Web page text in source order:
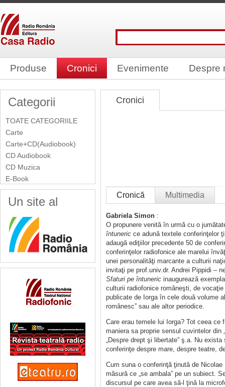
Produse Cronici Evenimente Despre
Categorii
TOATE CATEGORIILE
Carte
Carte+CD(Audiobook)
CD Audiobook
CD Muzica
E-Book
Un site al
Cronici
Cronică Multimedia
Gabriela Simon :
O propunere venită în urmă cu o
întuneric ce adună textele conferinţelor
adaugă ediţiilor precedente 50 de
conferinţelor radiofonice ale marelui
unei personalităţi marcante a culturii
invitaţi pe prof.univ.dr. Andrei Pippidi –
Sfaturi pe întuneric inaugurează
culturii radiofonice româneşti, de
publicate de Iorga în cele două volume
românesc” sau ale altor periodice.
Care erau temele lui Iorga? Tot ceea ce
maniera sa proprie sensul cuvintelor din
„Despre drept şi libertate” ş.a. Nu
conferinţe despre mare, despre teatre,
Cum suna o conferinţă ţinută de
măsură ce „se ambala” pe un subiect.
discursul pe care avea să-l ţină la